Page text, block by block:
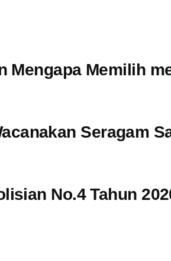
Mengapa Memilih
Seragam
No.4 Tahun